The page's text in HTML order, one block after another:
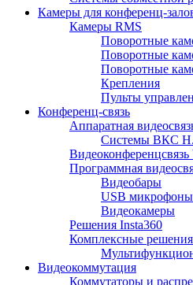
Камеры для конференц-
Камеры RMS
Поворотные
Поворотные
Поворотные
Крепления
Пульты
Конференц-связь
Аппаратная
Системы ВКС
Видеоконференцсвязь
Программная
Видеобары
USB
Видеокамеры
Решения Insta360
Комплексные
Видеокоммутация
Коммутаторы и